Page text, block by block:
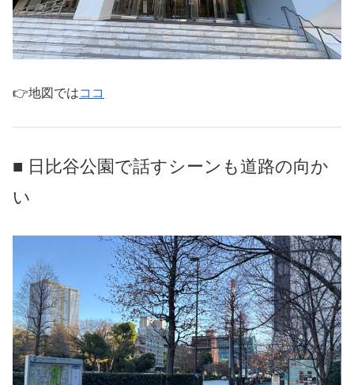
👉地図ではココ
■ 日比谷公園で話すシーンも道路の向か
い